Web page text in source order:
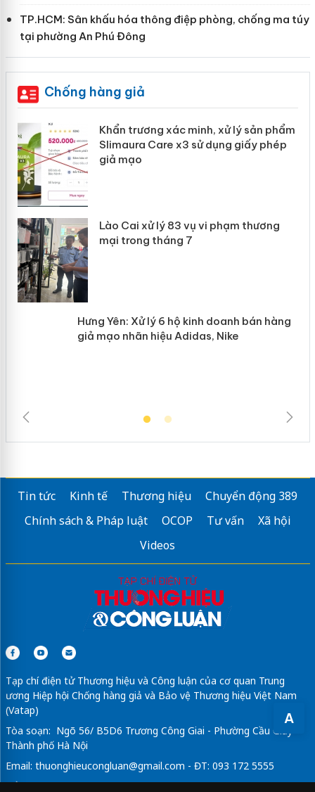
A
TP.HCM: Sân khấu hóa thông điệp phòng, chống ma túy
tại phường An Phú Đông
Chống hàng giả
Khẩn trương xác minh, xử lý sản phẩm
Slimaura Care x3 sử dụng giấy phép
giả mạo
Lào Cai xử lý 83 vụ vi phạm thương
mại trong tháng 7
Hưng Yên: Xử lý 6 hộ kinh doanh bán
hàng giả mạo nhãn hiệu Adidas, Nike
Tin tức Kinh tế Thương hiệu
Chuyển động 389
Chính sách & Pháp luật
OCOP Tư vấn
Xã hội
Videos
Tạp chí điện tử Thương hiệu và Công luận của cơ quan Trung
ương Hiệp hội Chống hàng giả và Bảo vệ Thương hiệu Việt Nam
(Vatap)
Tòa soạn: Ngõ 56/ B5D6 Trương Công Giai - Phường Cầu Giấy -
Thành phố Hà Nội
Email: thuonghieucongluan@gmail.com - ĐT: 093 172 5555
Tổng Biên Tập: Vũ Đức Thuận